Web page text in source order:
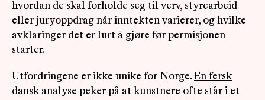
hvordan de skal forholde seg til verv, styrearbeid
eller juryoppdrag når inntekten varierer, og hvilke
avklaringer det er lurt å gjøre før permisjonen
starter.
Utfordringene er ikke unike for Norge.En fersk
dansk analyse peker på at kunstnere ofte står i et